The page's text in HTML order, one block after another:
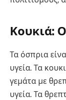
Κουκιά:
Τα όσπρια
υγεία. Τα
γεμάτα με
υγεία. Τα